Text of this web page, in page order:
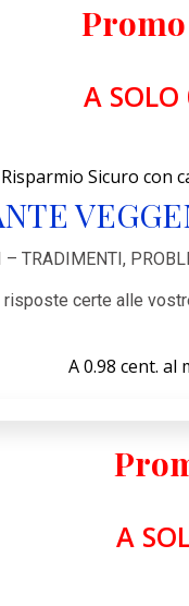
A
Risparmio Sicuro con
TRADIMENTI,
certe alle
A 0.98 cent. al
A